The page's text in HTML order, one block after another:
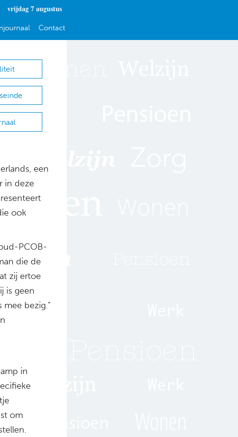
vrijdag 7 augustus
Contact
een
in deze
ook
PCOB-
die de
zij ertoe
is geen
bezig.”
in
om